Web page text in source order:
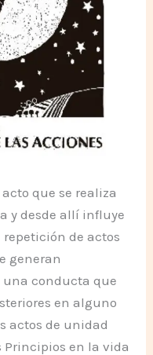
que se realiza
y desde allí influye
de actos
generan
conducta que
en alguno
actos de unidad
en la vida